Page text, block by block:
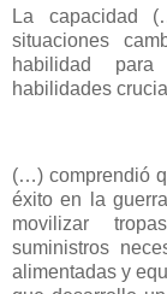
La capacidad
situaciones
habilidad
habilidades
(…) comprendió
éxito en la
movilizar
suministros
alimentadas y